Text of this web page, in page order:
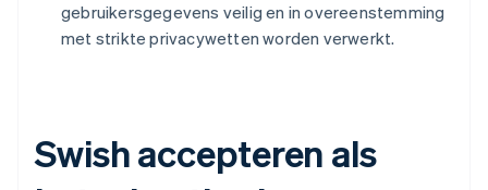
gebruikersgegevens veilig en in overeenstemming
met strikte privacywetten worden verwerkt.
Swish accepteren als